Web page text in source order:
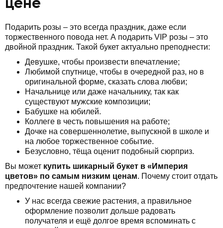
цене
Подарить розы – это всегда праздник, даже если
торжественного повода нет. А подарить VIP розы – это
двойной праздник. Такой букет актуально преподнести:
Девушке, чтобы произвести впечатление;
Любимой спутнице, чтобы в очередной раз, но в
оригинальной форме, сказать слова любви;
Начальнице или даже начальнику, так как
существуют мужские композиции;
Бабушке на юбилей.
Коллеге в честь повышения на работе;
Дочке на совершеннолетие, выпускной в школе и
на любое торжественное событие.
Безусловно, тёща оценит подобный сюрприз.
Вы может купить шикарный букет в «Империя
цветов» по самым низким ценам. Почему стоит отдать
предпочтение нашей компании?
У нас всегда свежие растения, а правильное
оформление позволит дольше радовать
получателя и ещё долгое время вспоминать с